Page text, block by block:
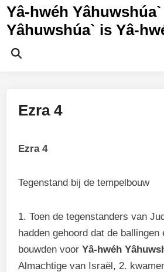
Ga
naar
inhoud
Yâ-hwéh
Yâhuwshúa` is Yâ-
Zoeken
Ezra 4
Ezra 4
Tegenstand bij de tempelbouw
1. Toen de tegenstanders van
hadden gehoord dat de ballingen
bouwden voorYâ-hwéh
Almachtige van Israël, 2.